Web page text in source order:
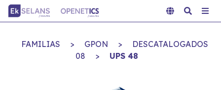
FAMILIAS > GPON >
DESCATALOGADOS
08
> UPS 48